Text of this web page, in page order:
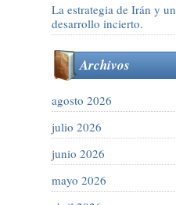
La estrategia de Irán y un
desarrollo incierto.
Archivos
agosto 2026
julio 2026
junio 2026
mayo 2026